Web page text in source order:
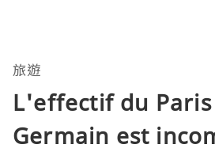
旅遊
L'effectif du
Germain est